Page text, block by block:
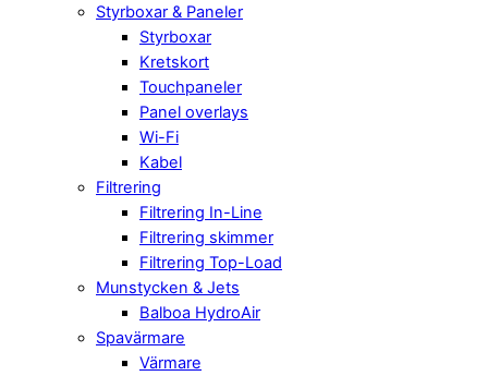
Styrboxar & Paneler
Styrboxar
Kretskort
Touchpaneler
Panel overlays
Wi-Fi
Kabel
Filtrering
Filtrering In-Line
Filtrering skimmer
Filtrering Top-Load
Munstycken & Jets
Balboa HydroAir
Spavärmare
Värmare